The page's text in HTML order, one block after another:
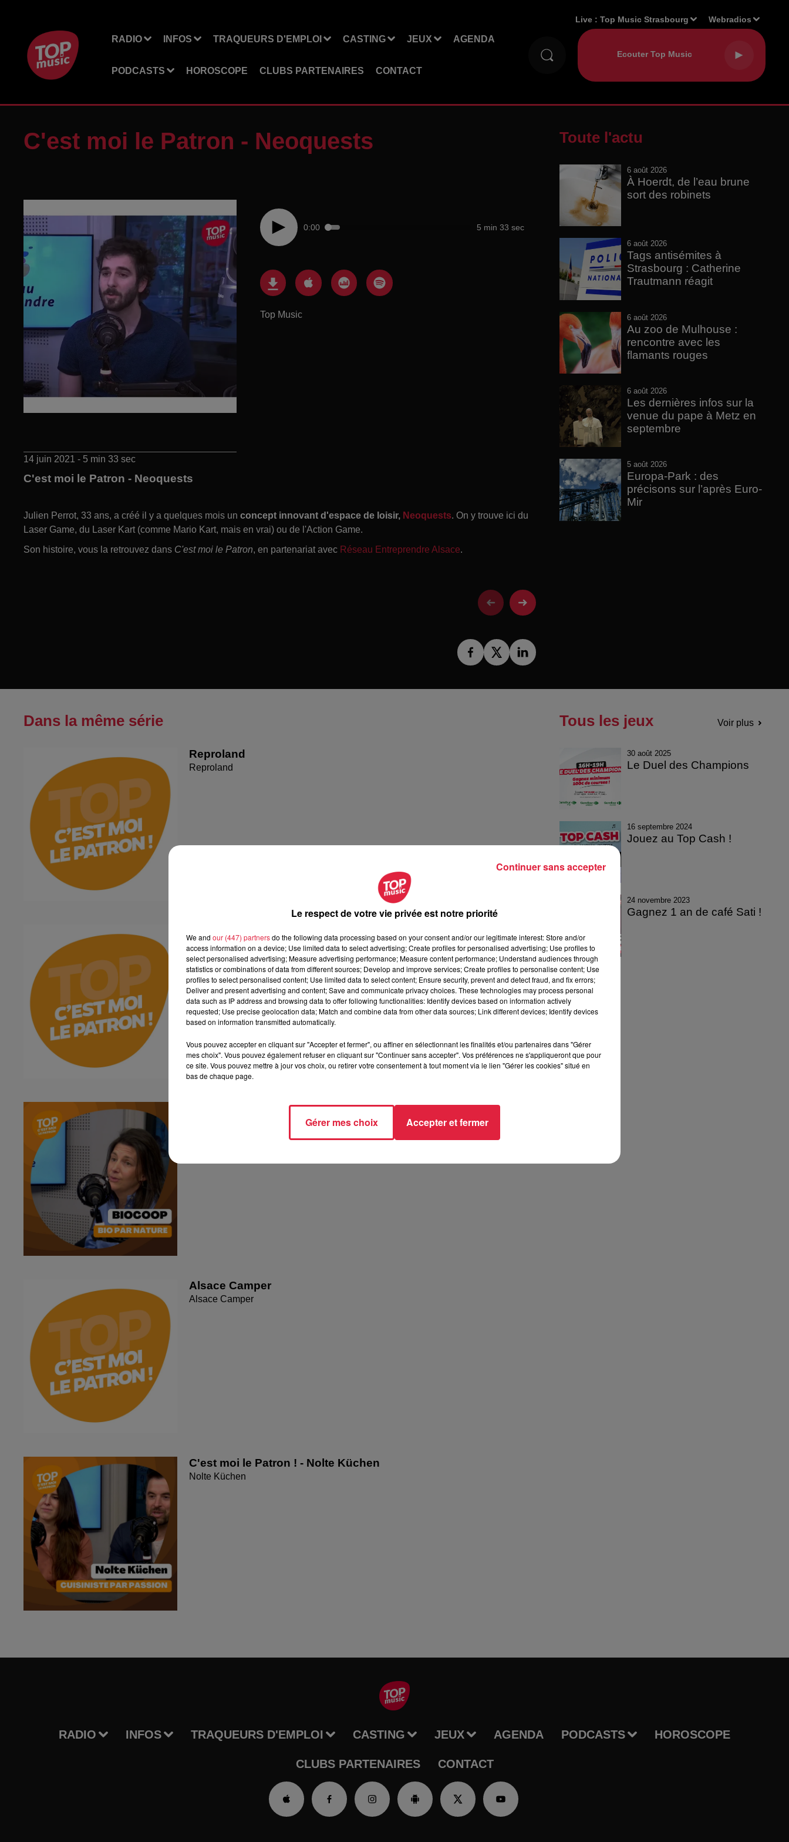
RADIO INFOS TRAQUEURS D'EMPLOI CASTING JEUX AGENDA
PODCASTS HOROSCOPE CLUBS PARTENAIRES CONTACT
Live :Top Music Strasbourg Webradios
C'est moi le Patron - Neoquests
0:00 5 min 33 sec
Top Music
14 juin 2021 - 5 min 33 sec
C'est moi le Patron - Neoquests
Julien Perrot, 33 ans, a créé il y a quelques mois un concept innovant d'espace de loisir, Neoquests. On y trouve ici du
Laser Game, du Laser Kart (comme Mario Kart, mais en vrai) ou de l'Action Game.
Son histoire, vous la retrouvez dans C'est moi le Patron, en partenariat avec Réseau Entreprendre Alsace.
Toute l'actu
6 août 2026
À Hoerdt, de l’eau brune
sort des robinets
6 août 2026
Tags antisémites à
Strasbourg : Catherine
Trautmann réagit
6 août 2026
Au zoo de Mulhouse :
rencontre avec les
flamants rouges
6 août 2026
Les dernières infos sur la
venue du pape à Metz en
septembre
5 août 2026
Europa-Park : des
précisons sur l’après Euro-
Mir
Dans la même série
Reproland
Reproland
Plakar
C'est moi le Patron ! - Biocoop
Alsace Camper
Alsace Camper
C'est moi le Patron ! - Nolte Küchen
Nolte Küchen
Tous les jeux Voir plus
30 août 2025
Le Duel des Champions
16 septembre 2024
Jouez au Top Cash !
24 novembre 2023
Gagnez 1 an de café Sati !
RADIO INFOS TRAQUEURS D'EMPLOI CASTING JEUX AGENDA PODCASTS HOROSCOPE
CLUBS PARTENAIRES CONTACT
Le respect de votre vie privée est notre priorité
We and our (447) partnersdo the following data processing based on your consent and/or our legitimate interest: Store and/or
access information on a device; Use limited data to select advertising; Create profiles for personalised advertising; Use profiles to
select personalised advertising; Measure advertising performance; Measure content performance; Understand audiences through
statistics or combinations of data from different sources; Develop and improve services; Create profiles to personalise content; Use
profiles to select personalised content; Use limited data to select content; Ensure security, prevent and detect fraud, and fix errors;
Deliver and present advertising and content; Save and communicate privacy choices. These technologies may process personal
data such as IP address and browsing data to offer following functionalities: Identify devices based on information actively
requested; Use precise geolocation data; Match and combine data from other data sources; Link different devices; Identify devices
based on information transmitted automatically.
Vous pouvez accepter en cliquant sur "Accepter et fermer", ou affiner en sélectionnant les finalités et/ou partenaires dans "Gérer
mes choix". Vous pouvez également refuser en cliquant sur "Continuer sans accepter". Vos préférences ne s'appliqueront que pour
ce site. Vous pouvez mettre à jour vos choix, ou retirer votre consentement à tout moment via le lien "Gérer les cookies" situé en
bas de chaque page.
Gérer mes choix Accepter et fermer
Continuer sans accepter